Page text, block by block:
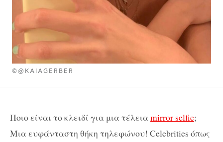
©@KAIAGERBER
Ποιο είναι το κλειδί για μια τέλειαmirror selfie;
Μια ευφάνταστη θήκη τηλεφώνου! Celebrities όπως